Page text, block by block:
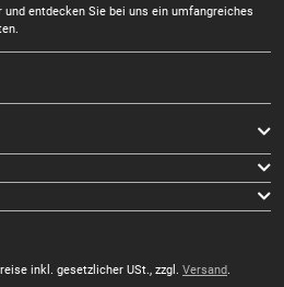
entdecken Sie bei uns ein umfangreiches
inkl. gesetzlicher USt., zzgl. Versand.